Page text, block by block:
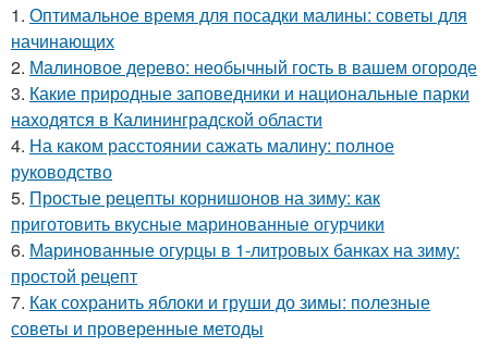
1. Оптимальное время для посадки малины: советы для
начинающих
2. Малиновое дерево: необычный гость в вашем огороде
3. Какие природные заповедники и национальные парки
находятся в Калининградской области
4. На каком расстоянии сажать малину: полное
руководство
5. Простые рецепты корнишонов на зиму: как
приготовить вкусные маринованные огурчики
6. Маринованные огурцы в 1-литровых банках на зиму:
простой рецепт
7. Как сохранить яблоки и груши до зимы: полезные
советы и проверенные методы